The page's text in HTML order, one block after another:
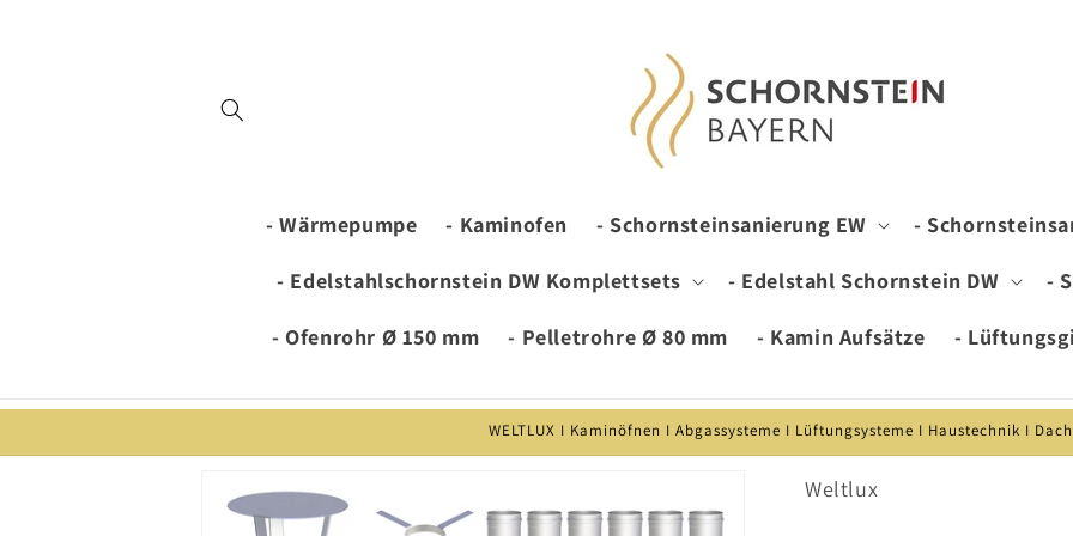
- Wärmepumpe - Kaminofen - Schornsteinsanierung EW -
- Edelstahlschornstein DW Komplettsets - Edelstahl Schornstein DW -
- Ofenrohr Ø 150 mm - Pelletrohre Ø 80 mm - Kamin Aufsätze -
WELTLUX I Kaminöfnen I Abgassysteme I Lüftungsysteme I Haustechnik I
Produktinformationen
springen
Weltlux